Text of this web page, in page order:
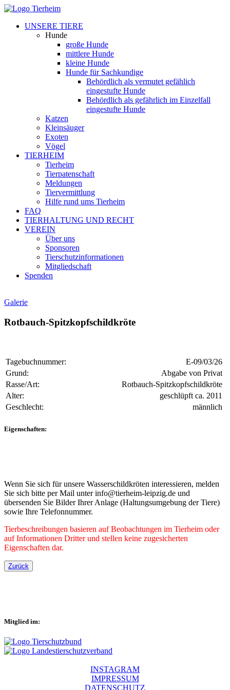
UNSERE TIERE
Hunde
große Hunde
mittlere Hunde
kleine Hunde
Hunde für Sachkundige
Behördlich als vermutet gefählich
eingestufte Hunde
Behördlich als gefährlich im Einzelfall
eingestufte Hunde
Katzen
Kleinsäuger
Exoten
Vögel
TIERHEIM
Tierheim
Tierpatenschaft
Meldungen
Tiervermittlung
Hilfe rund ums Tierheim
FAQ
TIERHALTUNG UND RECHT
VEREIN
Über uns
Sponsoren
Tierschutzinformationen
Mitgliedschaft
Spenden
Galerie
Rotbauch-Spitzkopfschildkröte
Tagebuchnummer:
E-09/03/26
Grund:
Abgabe von Privat
Rasse/Art:
Rotbauch-Spitzkopfschildkröte
Alter:
geschlüpft ca. 2011
Geschlecht:
männlich
Eigenschaften:
Wenn Sie sich für unsere Wasserschildkröten interessieren, melden
Sie sich bitte per Mail unter info@tierheim-leipzig.de und
übersenden Sie Bilder Ihrer Anlage (Haltungsumgebung der Tiere)
sowie Ihre Telefonnummer.
Tierbeschreibungen basieren auf Beobachtungen im Tierheim oder
auf Informationen Dritter und stellen keine zugesicherten
Eigenschaften dar.
Zurück
Mitglied im:
INSTAGRAM
IMPRESSUM
DATENSCHUTZ